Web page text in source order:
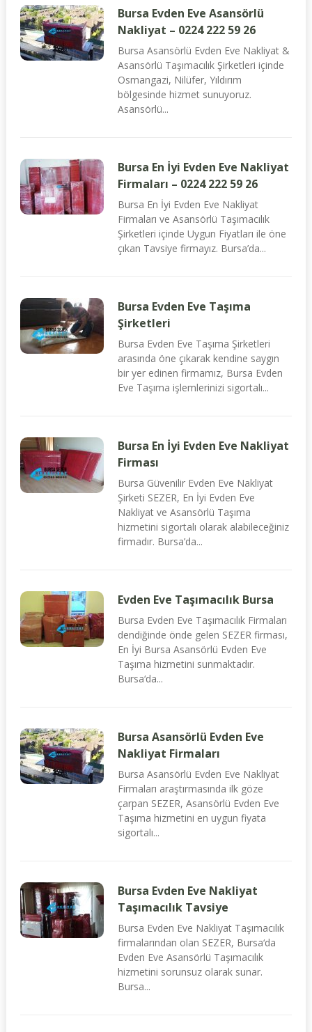
Bursa Evden Eve Asansörlü
Nakliyat – 0224 222 59 26
Bursa Asansörlü Evden Eve Nakliyat &
Asansörlü Taşımacılık Şirketleri içinde
Osmangazi, Nilüfer, Yıldırım
bölgesinde hizmet sunuyoruz.
Asansörlü...
Bursa En İyi Evden Eve Nakliyat
Firmaları – 0224 222 59 26
Bursa En İyi Evden Eve Nakliyat
Firmaları ve Asansörlü Taşımacılık
Şirketleri içinde Uygun Fiyatları ile öne
çıkan Tavsiye firmayız. Bursa’da...
Bursa Evden Eve Taşıma
Şirketleri
Bursa Evden Eve Taşıma Şirketleri
arasında öne çıkarak kendine saygın
bir yer edinen firmamız, Bursa Evden
Eve Taşıma işlemlerinizi sigortalı...
Bursa En İyi Evden Eve Nakliyat
Firması
Bursa Güvenilir Evden Eve Nakliyat
Şirketi SEZER, En İyi Evden Eve
Nakliyat ve Asansörlü Taşıma
hizmetini sigortalı olarak alabileceğiniz
firmadır. Bursa’da...
Evden Eve Taşımacılık Bursa
Bursa Evden Eve Taşımacılık Firmaları
dendiğinde önde gelen SEZER firması,
En İyi Bursa Asansörlü Evden Eve
Taşıma hizmetini sunmaktadır.
Bursa‘da...
Bursa Asansörlü Evden Eve
Nakliyat Firmaları
Bursa Asansörlü Evden Eve Nakliyat
Firmaları araştırmasında ilk göze
çarpan SEZER, Asansörlü Evden Eve
Taşıma hizmetini en uygun fiyata
sigortalı...
Bursa Evden Eve Nakliyat
Taşımacılık Tavsiye
Bursa Evden Eve Nakliyat Taşımacılık
firmalarından olan SEZER, Bursa‘da
Evden Eve Asansörlü Taşımacılık
hizmetini sorunsuz olarak sunar.
Bursa...